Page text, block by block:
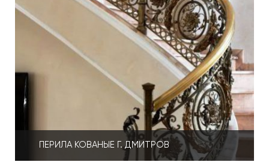
ПЕРИЛА КОВАНЫЕ Г. ДМИТРОВ